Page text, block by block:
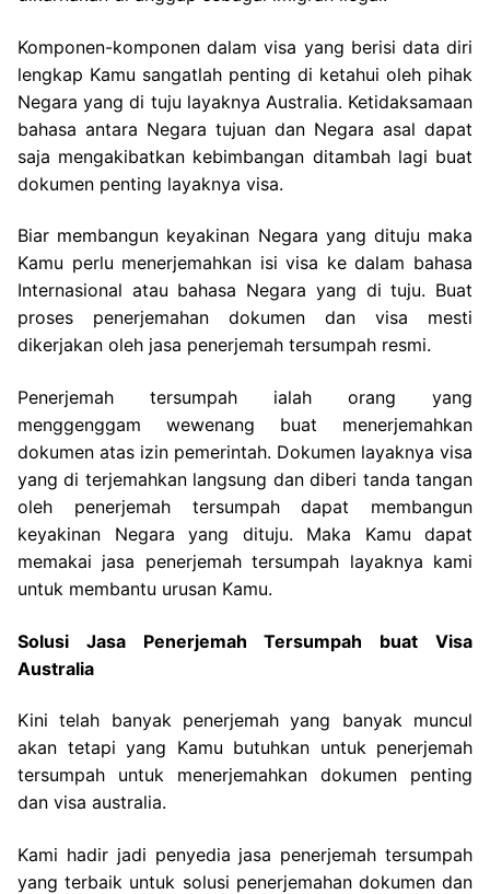
Komponen-komponen dalam visa yang berisi data diri
lengkap Kamu sangatlah penting di ketahui oleh pihak
Negara yang di tuju layaknya Australia. Ketidaksamaan
bahasa antara Negara tujuan dan Negara asal dapat
saja mengakibatkan kebimbangan ditambah lagi buat
dokumen penting layaknya visa.
Biar membangun keyakinan Negara yang dituju maka
Kamu perlu menerjemahkan isi visa ke dalam bahasa
Internasional atau bahasa Negara yang di tuju. Buat
proses penerjemahan dokumen dan visa mesti
dikerjakan oleh jasa penerjemah tersumpah resmi.
Penerjemah tersumpah ialah orang yang
menggenggam wewenang buat menerjemahkan
dokumen atas izin pemerintah. Dokumen layaknya visa
yang di terjemahkan langsung dan diberi tanda tangan
oleh penerjemah tersumpah dapat membangun
keyakinan Negara yang dituju. Maka Kamu dapat
memakai jasa penerjemah tersumpah layaknya kami
untuk membantu urusan Kamu.
Solusi Jasa Penerjemah Tersumpah buat Visa
Australia
Kini telah banyak penerjemah yang banyak muncul
akan tetapi yang Kamu butuhkan untuk penerjemah
tersumpah untuk menerjemahkan dokumen penting
dan visa australia.
Kami hadir jadi penyedia jasa penerjemah tersumpah
yang terbaik untuk solusi penerjemahan dokumen dan